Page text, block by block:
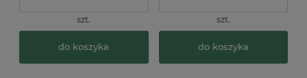
szt.
do koszyka
szt.
do koszyka